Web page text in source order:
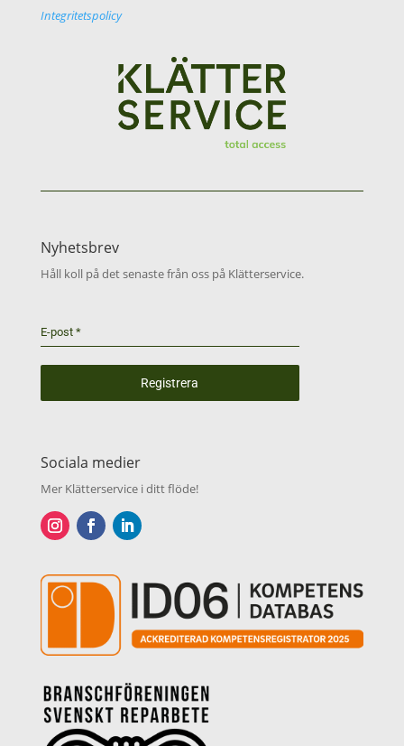
Integritetspolicy
Nyhetsbrev
Håll koll på det senaste från oss på Klätterservice.
E-post *
Registrera
Sociala medier
Mer Klätterservice i ditt flöde!